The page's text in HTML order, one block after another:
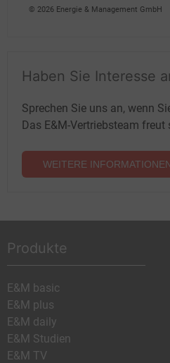
© 2026 Energie & Management GmbH
Haben Sie Interesse
Sprechen Sie uns an, wenn
Das E&M-Vertriebsteam
WEITERE
Produkte
E&M basic
E&M plus
E&M daily
E&M Studien
E&M TV